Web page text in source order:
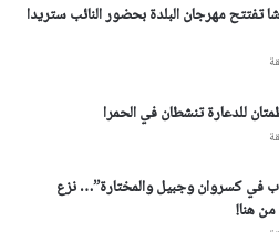
تفتتح مهرجان البلدة بحضور النائب ستريدا
للدعارة تنشطان في الحمرا
في كسروان وجبيل والمختارة”… نزع
من هنا!